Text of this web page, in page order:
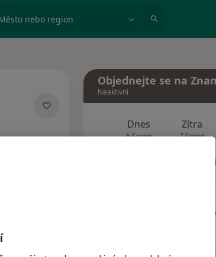
Město nebo region
Objednejte se na
Neaktivní
Dnes
6 Srpen
Zítra
7 Srpen
Tento specialista
termínu